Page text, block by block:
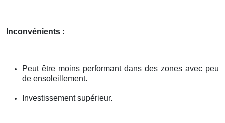
Inconvénients :
Peut être moins performant dans des zones avec peu
de ensoleillement.
Investissement supérieur.